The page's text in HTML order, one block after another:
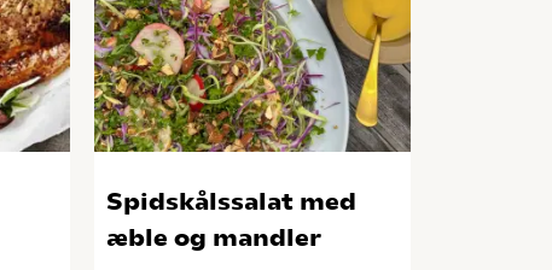
Spidskålssalat med
æble og mandler